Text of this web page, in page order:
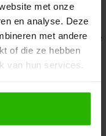
met onze
en analyse. Deze
met andere
of die ze hebben
van hun services.
Voordeeluitjes.nl
en
has occurred while
console for more